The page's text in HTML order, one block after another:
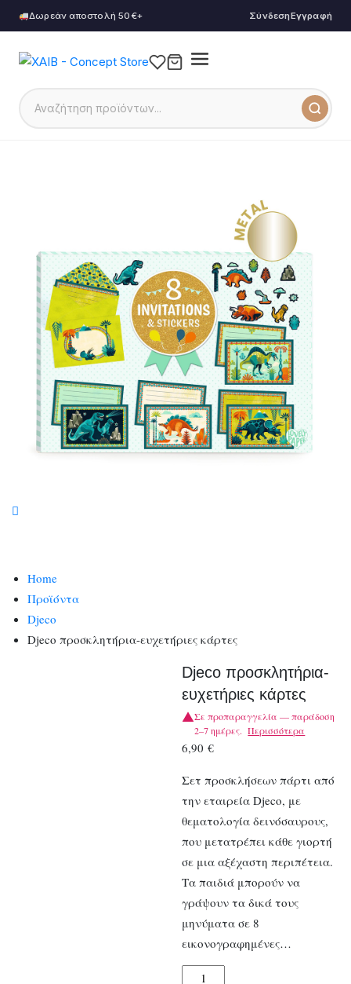
Δωρεάν αποστολή 50€+ ΣύνδεσηΕγγραφή
Home
Προϊόντα
Djeco
Djeco προσκλητήρια-ευχετήριες κάρτες
Djeco προσκλητήρια-
ευχετήριες κάρτες
Σε προπαραγγελία — παράδοση
2–7 ημέρες. Περισσότερα
6,90€
Σετ προσκλήσεων πάρτι από
την εταιρεία Djeco, με
θεματολογία δεινόσαυρους,
που μετατρέπει κάθε γιορτή
σε μια αξέχαστη περιπέτεια.
Τα παιδιά μπορούν να
γράψουν τα δικά τους
μηνύματα σε 8
εικονογραφημένες…
Djeco